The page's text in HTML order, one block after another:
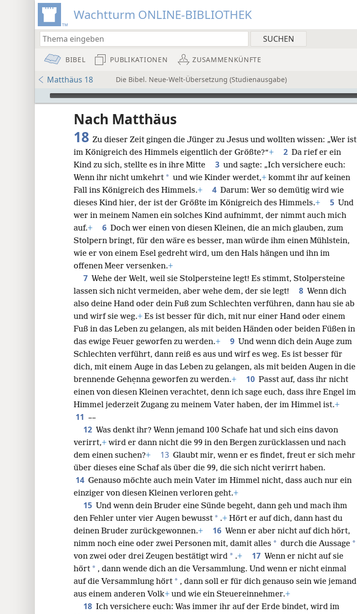
Wachtturm ONLINE-BIBLIOTHEK
BIBEL PUBLIKATIONEN ZUSAMMENKÜNFTE
Matthäus 18 Die Bibel. Neue-Welt-Übersetzung (Studienausgabe)
Audio Player
Nach Matthäus
18 Zu dieser Zeit gingen die Jünger zu Jesus und wollten wissen: „Wer ist
im Königreich des Himmels eigentlich der Größte?“+ 2 Da rief er ein
Kind zu sich, stellte es in ihre Mitte
3 und sagte: „Ich versichere euch:
Wenn ihr nicht umkehrt * und wie Kinder werdet,+ kommt ihr auf keinen
Fall ins Königreich des Himmels.+ 4 Darum: Wer so demütig wird wie
dieses Kind hier, der ist der Größte im Königreich des Himmels.+ 5 Und
wer in meinem Namen ein solches Kind aufnimmt, der nimmt auch mich
auf.+ 6 Doch wer einen von diesen Kleinen, die an mich glauben, zum
Stolpern bringt, für den wäre es besser, man würde ihm einen Mühlstein,
wie er von einem Esel gedreht wird, um den Hals hängen und ihn im
offenen Meer versenken.+
7 Wehe der Welt, weil sie Stolpersteine legt! Es stimmt, Stolpersteine
lassen sich nicht vermeiden, aber wehe dem, der sie legt!
8 Wenn dich
also deine Hand oder dein Fuß zum Schlechten verführen, dann hau sie ab
und wirf sie weg.+ Es ist besser für dich, mit nur einer Hand oder einem
Fuß in das Leben zu gelangen, als mit beiden Händen oder beiden Füßen in
das ewige Feuer geworfen zu werden.+ 9 Und wenn dich dein Auge zum
Schlechten verführt, dann reiß es aus und wirf es weg. Es ist besser für
dich, mit einem Auge in das Leben zu gelangen, als mit beiden Augen in die
brennende Gehẹnna geworfen zu werden.+ 10 Passt auf, dass ihr nicht
einen von diesen Kleinen verachtet, denn ich sage euch, dass ihre Engel im
Himmel jederzeit Zugang zu meinem Vater haben, der im Himmel ist.+
11 ––
12 Was denkt ihr? Wenn jemand 100 Schafe hat und sich eins davon
verirrt,+ wird er dann nicht die 99 in den Bergen zurücklassen und nach
dem einen suchen?+ 13 Glaubt mir, wenn er es findet, freut er sich mehr
über dieses eine Schaf als über die 99, die sich nicht verirrt haben.
14 Genauso möchte auch mein Vater im Himmel nicht, dass auch nur ein
einziger von diesen Kleinen verloren geht.+
15 Und wenn dein Bruder eine Sünde begeht, dann geh und mach ihm
den Fehler unter vier Augen bewusst * .+ Hört er auf dich, dann hast du
deinen Bruder zurückgewonnen.+ 16 Wenn er aber nicht auf dich hört,
nimm noch eine oder zwei Personen mit, damit alles * durch die Aussage *
von zwei oder drei Zeugen bestätigt wird * .+ 17 Wenn er nicht auf sie
hört * , dann wende dich an die Versammlung. Und wenn er nicht einmal
auf die Versammlung hört * , dann soll er für dich genauso sein wie jemand
aus einem anderen Volk+ und wie ein Steuereinnehmer.+
18 Ich versichere euch: Was immer ihr auf der Erde bindet, wird im